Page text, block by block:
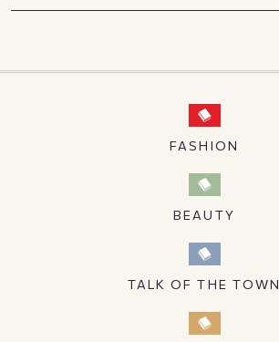
FASHION
BEAUTY
TALK OF THE TOWN